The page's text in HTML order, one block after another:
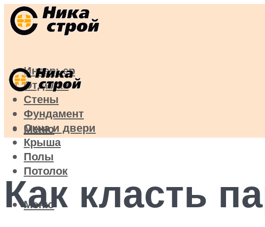
Интерьер
Отделка
Стены
Фундамент
Окна и двери
Крыша
Полы
Потолок
Меню
Меню
Как класть